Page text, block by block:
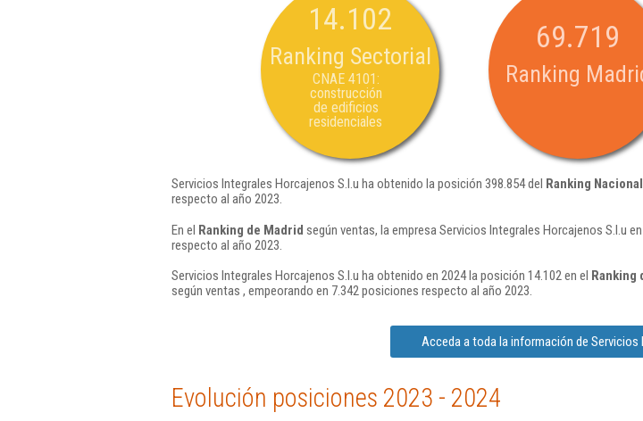
14.102
Ranking Sectorial
CNAE 4101:
construcción
de edificios
residenciales
69.719
Ranking
Servicios Integrales Horcajenos S.l.u ha obtenido la posición 398.854 del Ranking
respecto al año 2023.
En el Ranking de Madrid según ventas, la empresa Servicios Integrales Horcajenos S.l.u
respecto al año 2023.
Servicios Integrales Horcajenos S.l.u ha obtenido en 2024 la posición 14.102 en el Ranking
según ventas , empeorando en 7.342 posiciones respecto al año 2023.
Acceda a toda la información de Servicios
Evolución posiciones 2023 - 2024